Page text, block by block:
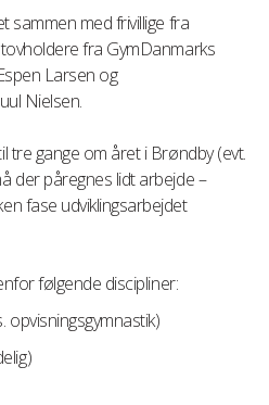
sammen med frivillige fra
fra GymDanmarks
Larsen og
Nielsen.
tre gange om året i Brøndby (evt.
der påregnes lidt arbejde –
fase udviklingsarbejdet
følgende discipliner:
opvisningsgymnastik)